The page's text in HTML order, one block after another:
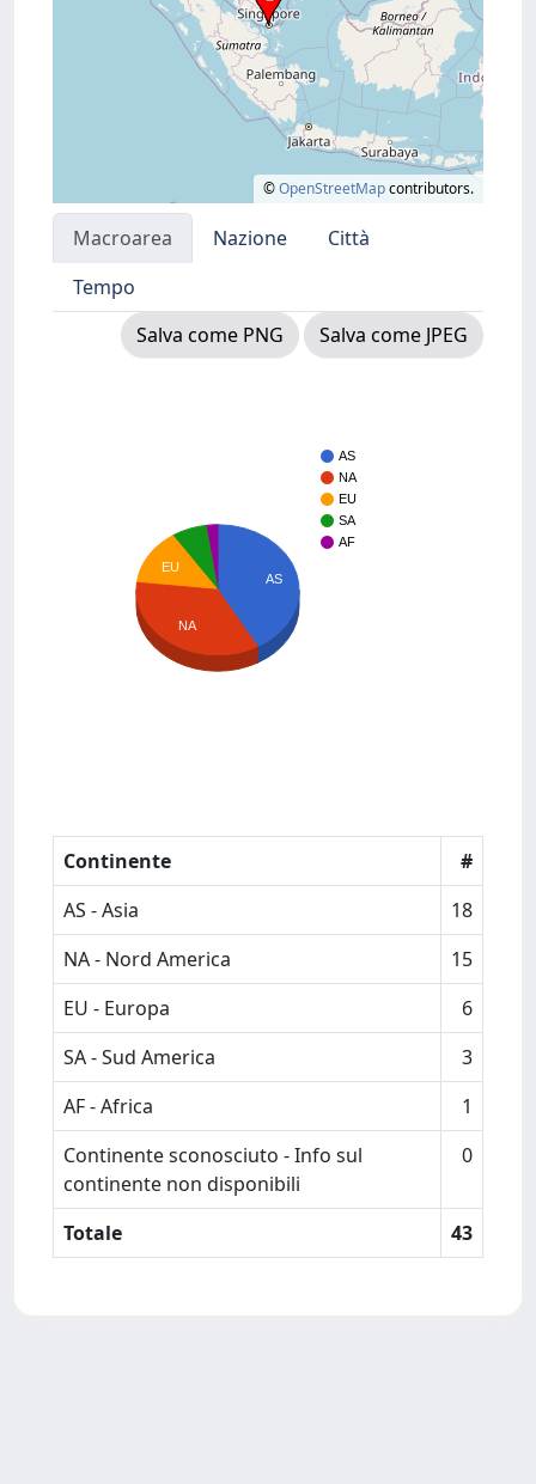
©OpenStreetMapcontributors.
Macroarea Nazione
Città
Tempo
Salva come PNG
Salva come JPEG
AS
NA
EU
SA
AF
AS
EU
NA
Continente
#
AS - Asia
18
NA - Nord America
15
EU - Europa
6
SA - Sud America
3
AF - Africa
1
Continente sconosciuto - Info sul
continente non disponibili
0
Totale 43